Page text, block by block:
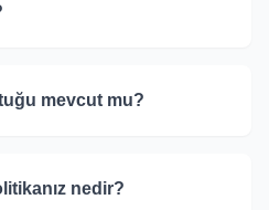
mevcut mu?
nedir?